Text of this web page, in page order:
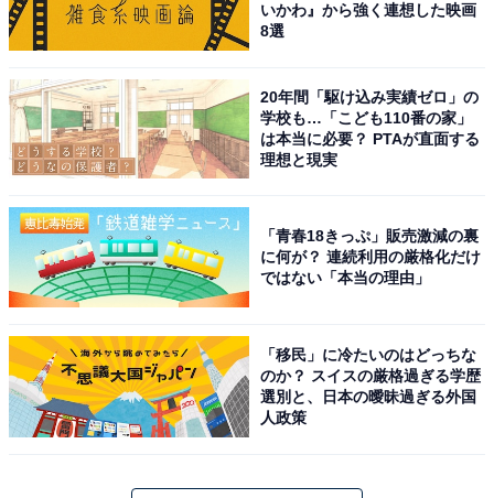
3. 距離を置きたい
「この子とは合わないな」「もう連絡を取りたくない」
上記のように、彼はあなたと距離を置きたいという心理
状態かもしれません。残念ながら「また連絡するね」は
社交辞令という場合です。
このパターンだと数週間待っても連絡が来ず、進展が見
込めません。そのため、違う男性との恋を探したほうが
良いでしょう。
いかわ』から強く連想した映画
8選
20年間「駆け込み実績ゼロ」の
学校も…「こども110番の家」
は本当に必要？ PTAが直面する
理想と現実
「青春18きっぷ」販売激減の裏
に何が？ 連続利用の厳格化だけ
ではない「本当の理由」
「移民」に冷たいのはどっちな
のか？ スイスの厳格過ぎる学歴
選別と、日本の曖昧過ぎる外国
人政策